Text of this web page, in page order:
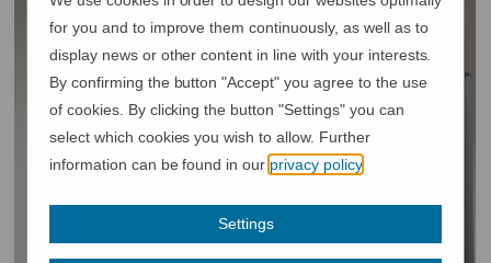
for you and to improve them continuously, as well as to
display news or other content in line with your interests.
By confirming the button "Accept" you agree to the use
of cookies. By clicking the button "Settings" you can
select which cookies you wish to allow. Further
information can be found in ourprivacy policy.
Settings